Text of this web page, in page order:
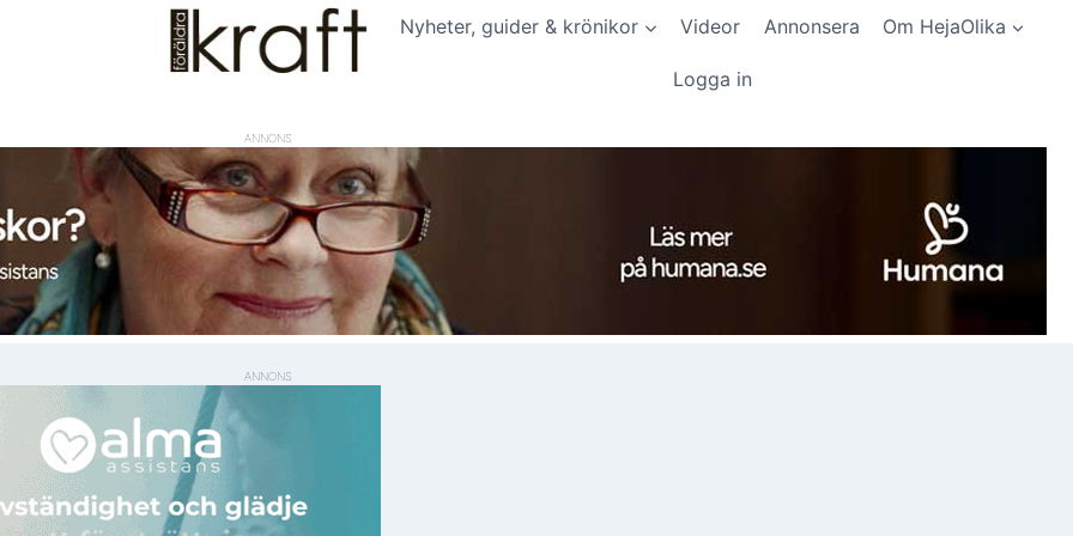
Nyheter, guider & krönikor Videor Annonsera Om HejaOlika
Logga in
ANNONS
ANNONS